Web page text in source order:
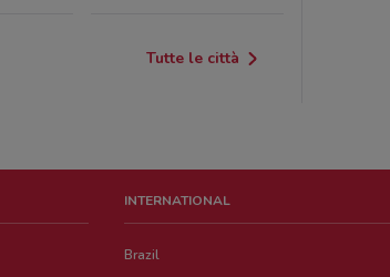
Tutte le città
INTERNATIONAL
Brazil